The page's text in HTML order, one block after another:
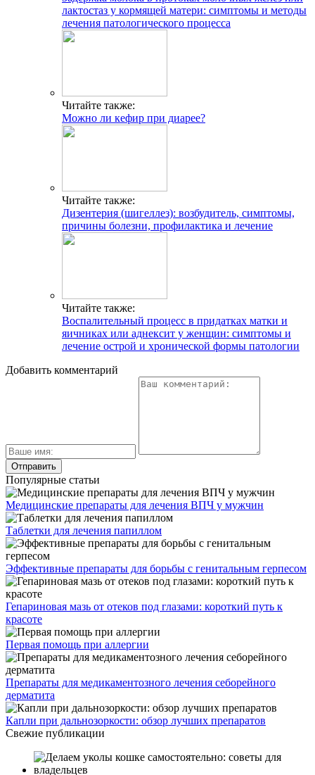
лактостаз у кормящей матери: симптомы и методы
лечения патологического процесса
Читайте также:
Можно ли кефир при диарее?
Читайте также:
Дизентерия (шигеллез): возбудитель, симптомы,
причины болезни, профилактика и лечение
Читайте также:
Воспалительный процесс в придатках матки и
яичниках или аднексит у женщин: симптомы и
лечение острой и хронической формы патологии
Добавить комментарий
Популярные статьи
Медицинские препараты для лечения ВПЧ у мужчин
Таблетки для лечения папиллом
Эффективные препараты для борьбы с генитальным герпесом
Гепариновая мазь от отеков под глазами: короткий путь к
красоте
Первая помощь при аллергии
Препараты для медикаментозного лечения себорейного
дерматита
Капли при дальнозоркости: обзор лучших препаратов
Свежие публикации